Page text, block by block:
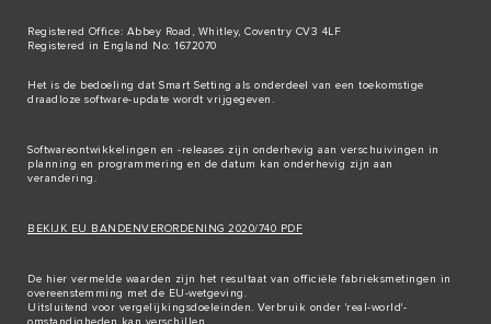
Registered Office: Abbey Road, Whitley, Coventry CV3 4LF
Registered in England No: 1672070
Het is de bedoeling dat Smart Setting als onderdeel van een toekomstige
draadloze software-update wordt vrijgegeven.
Softwareontwikkelingen en -releases zijn onderhevig aan verschuivingen in
planning en programmering en de datum kan onderhevig zijn aan
verandering.
BEKIJK EU BANDENVERORDENING 2020/740 PDF
De hier vermelde waarden zijn het resultaat van officiële fabrieksmetingen in
overeenstemming met de EU-wetgeving.
Uitsluitend voor vergelijkingsdoeleinden. Verbruik onder 'real-world'-